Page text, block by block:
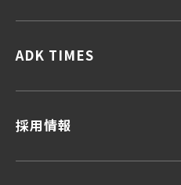
企画力・クリエイティビティ
ADK TIMES
採用情報